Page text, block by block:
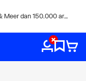
De expert sinds 1918 & Meer dan 150.000 artikelen